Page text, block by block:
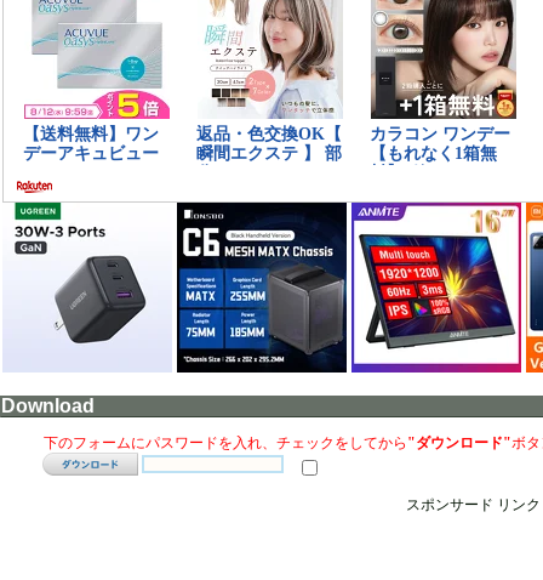
Download
下のフォームにパスワードを入れ、チェックをしてから "ダウンロード"ボ
スポンサード リンク